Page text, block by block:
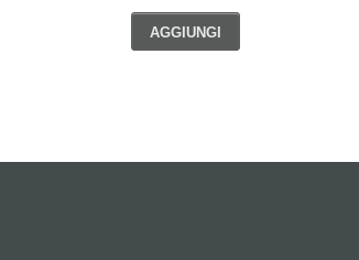
AGGIUNGI